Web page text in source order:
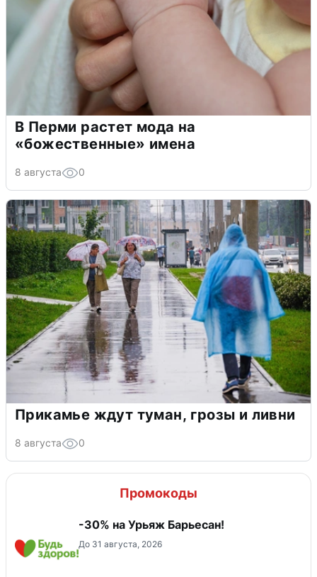
В Перми растет мода на
«божественные» имена
8 августа 0
Прикамье ждут туман, грозы и ливни
8 августа 0
Промокоды
-30% на Урьяж Барьесан!
До 31 августа, 2026